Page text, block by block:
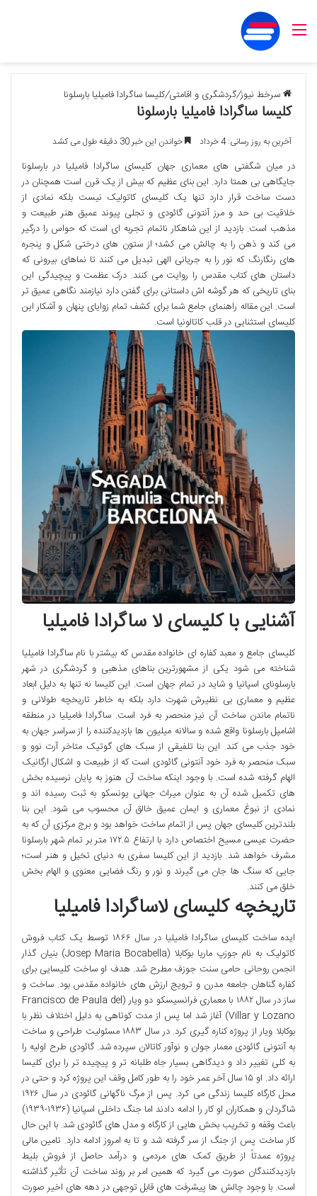
منو
سرخط نیوز/گردشگری و اقامتی/کلیسا ساگرادا فامیلیا بارسلونا
کلیسا ساگرادا فامیلیا بارسلونا
آخرین به روز رسانی: 4 خرداد خواندن این خبر 30 دقیقه طول می کشد
در میان شگفتی های معماری جهان کلیسای ساگرادا فامیلیا در بارسلونا
جایگاهی بی همتا دارد. این بنای عظیم که بیش از یک قرن است همچنان در
دست ساخت قرار دارد تنها یک کلیسای کاتولیک نیست بلکه نمادی از
خلاقیت بی حد و مرز آنتونی گائودی و تجلی پیوند عمیق هنر طبیعت و
مذهب است. بازدید از این شاهکار ناتمام تجربه ای است که حواس را درگیر
می کند و ذهن را به چالش می کشد؛ از ستون های درختی شکل و پنجره
های رنگارنگ که نور را به جریانی الهی تبدیل می کنند تا نماهای بیرونی که
داستان های کتاب مقدس را روایت می کنند. درک عظمت و پیچیدگی این
بنای تاریخی که هر گوشه اش داستانی برای گفتن دارد نیازمند نگاهی عمیق تر
است. این مقاله راهنمای جامع شما برای کشف تمام زوایای پنهان و آشکار این
کلیسای استثنایی در قلب کاتالونیا است.
آشنایی با کلیسای لا ساگرادا فامیلیا
کلیسای جامع و معبد کفاره ای خانواده مقدس که بیشتر با نام ساگرادا فامیلیا
شناخته می شود یکی از مشهورترین بناهای مذهبی و گردشگری در شهر
بارسلونای اسپانیا و شاید در تمام جهان است. این کلیسا نه تنها به دلیل ابعاد
عظیم و معماری بی نظیرش شهرت دارد بلکه به خاطر تاریخچه طولانی و
ناتمام ماندن ساخت آن نیز منحصر به فرد است. ساگرادا فامیلیا در منطقه
اشامپل بارسلونا واقع شده و سالانه میلیون ها بازدیدکننده را از سراسر جهان به
خود جذب می کند. این بنا تلفیقی از سبک های گوتیک متاخر آرت نوو و
سبک منحصر به فرد خود آنتونی گائودی است که از طبیعت و اشکال ارگانیک
الهام گرفته شده است. با وجود اینکه ساخت آن هنوز به پایان نرسیده بخش
های تکمیل شده آن به عنوان میراث جهانی یونسکو به ثبت رسیده اند و
نمادی از نبوغ معماری و ایمان عمیق خالق آن محسوب می شود. این بنا
بلندترین کلیسای جهان پس از اتمام ساخت خواهد بود و برج مرکزی آن که به
حضرت عیسی مسیح اختصاص دارد با ارتفاع ۱۷۲.۵ متر بر تمام شهر بارسلونا
مشرف خواهد شد. بازدید از این کلیسا سفری به دنیای تخیل و هنر است؛
جایی که سنگ ها جان می گیرند و نور و رنگ فضایی معنوی و الهام بخش
خلق می کنند.
تاریخچه کلیسای لاساگرادا فامیلیا
ایده ساخت کلیسای ساگرادا فامیلیا در سال ۱۸۶۶ توسط یک کتاب فروش
کاتولیک به نام جوزپ ماریا بوکابلا (Josep Maria Bocabella) بنیان گذار
انجمن روحانی حامی سنت جوزف مطرح شد. هدف او ساخت کلیسایی برای
کفاره گناهان جامعه مدرن و ترویج ارزش های خانواده مقدس بود. ساخت و
ساز در سال ۱۸۸۲ با معماری فرانسیسکو دو ویار (Francisco de Paula del
Villar y Lozano) آغاز شد اما پس از مدت کوتاهی به دلیل اختلاف نظر با
بوکابلا ویار از پروژه کناره گیری کرد. در سال ۱۸۸۳ مسئولیت طراحی و ساخت
به آنتونی گائودی معمار جوان و نوآور کاتالان سپرده شد. گائودی طرح اولیه را
به کلی تغییر داد و دیدگاهی بسیار جاه طلبانه تر و پیچیده تر را برای کلیسا
ارائه داد. او ۱۵ سال آخر عمر خود را به طور کامل وقف این پروژه کرد و حتی در
محل کارگاه کلیسا زندگی می کرد. پس از مرگ ناگهانی گائودی در سال ۱۹۲۶
شاگردان و همکاران او کار را ادامه دادند اما جنگ داخلی اسپانیا (۱۹۳۶-۱۹۳۹)
باعث وقفه و تخریب بخش هایی از کارگاه و مدل های گائودی شد. با این حال
کار ساخت پس از جنگ از سر گرفته شد و تا به امروز ادامه دارد. تامین مالی
پروژه عمدتاً از طریق کمک های مردمی و درآمد حاصل از فروش بلیط
بازدیدکنندگان صورت می گیرد که همین امر بر روند ساخت آن تأثیر گذاشته
است. با وجود چالش ها پیشرفت های قابل توجهی در دهه های اخیر صورت